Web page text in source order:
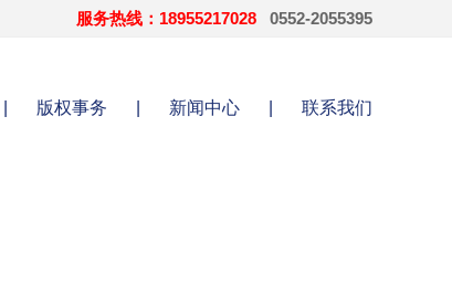
服务热线：18955217028 0552-2055395
版权事务 新闻中心 联系我们